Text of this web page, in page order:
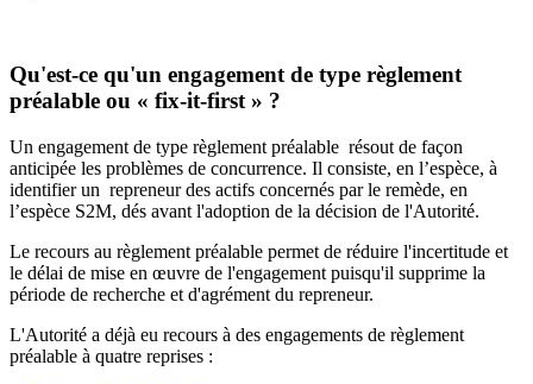
Qu'est-ce qu'un engagement de type règlement
préalable ou « fix-it-first » ?
Un engagement de type règlement préalable résout de façon
anticipée les problèmes de concurrence. Il consiste, en l’espèce, à
identifier un repreneur des actifs concernés par le remède, en
l’espèce S2M, dés avant l'adoption de la décision de l'Autorité.
Le recours au règlement préalable permet de réduire l'incertitude et
le délai de mise en œuvre de l'engagement puisqu'il supprime la
période de recherche et d'agrément du repreneur.
L'Autorité a déjà eu recours à des engagements de règlement
préalable à quatre reprises :